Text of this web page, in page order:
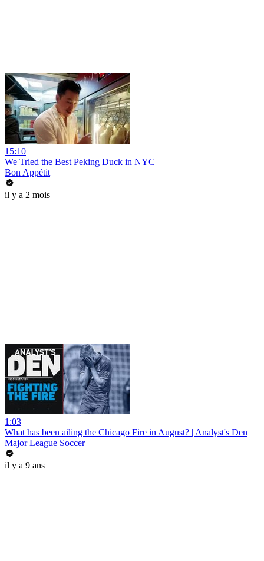
15:10
We Tried the Best Peking Duck in NYC
Bon Appétit
il y a 2 mois
1:03
What has been ailing the Chicago Fire in August? | Analyst's Den
Major League Soccer
il y a 9 ans